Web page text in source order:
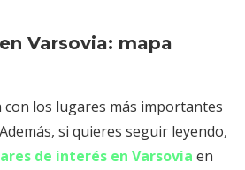
Varsovia: mapa
con los lugares más importantes
si quieres seguir leyendo,
de interés en Varsovia en